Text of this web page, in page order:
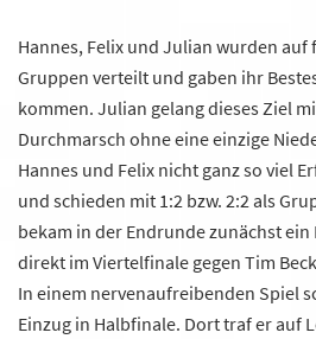
Hannes, Felix und Julian wurden auf
Gruppen verteilt und gaben ihr
kommen. Julian gelang dieses Ziel
Durchmarsch ohne eine einzige
Hannes und Felix nicht ganz so viel
und schieden mit 1:2 bzw. 2:2 als
bekam in der Endrunde zunächst
direkt im Viertelfinale gegen Tim
In einem nervenaufreibenden Spiel
Einzug in Halbfinale. Dort traf er auf